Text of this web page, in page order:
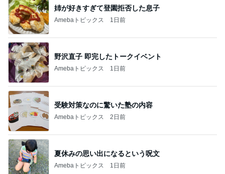
姉が好きすぎて登園拒否した息子
Amebaトピックス 1日前
野沢直子 即完したトークイベント
Amebaトピックス 1日前
受験対策なのに驚いた塾の内容
Amebaトピックス 2日前
夏休みの思い出になるという呪文
Amebaトピックス 1日前